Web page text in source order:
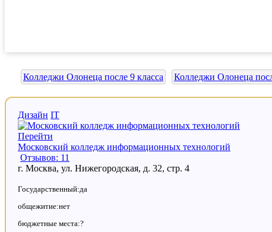
Колледжи Олонеца после 9 класса Колледжи Олонеца
Дизайн IT
Перейти
Московский колледж информационных технологий
Отзывов: 11
г. Москва, ул. Нижегородская, д. 32, стр. 4
Государственный:да
общежитие:нет
бюджетные места:?